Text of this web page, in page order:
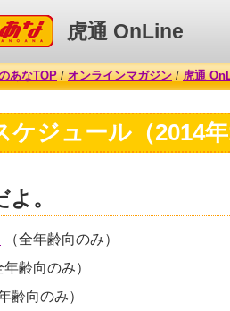
あな 虎通 OnLine
あなTOP/オンラインマガジン/虎通
ケジュール（2014
。
（全年齢向のみ）
年齢向のみ）
齢向のみ）